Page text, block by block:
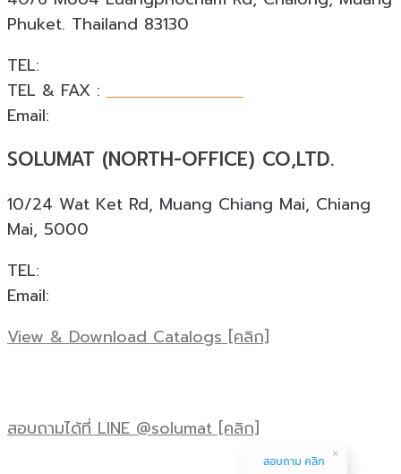
Phuket. Thailand 83130
TEL:
TEL & FAX : +66 076 540 533
Email:
SOLUMAT (NORTH-OFFICE) CO,LTD.
10/24 Wat Ket Rd, Muang Chiang Mai, Chiang
Mai, 5000
TEL:
Email:
View & Download Catalogs [คลิก]
สอบถามได้ที่ LINE @solumat [คลิก]
สอบถาม คลิก